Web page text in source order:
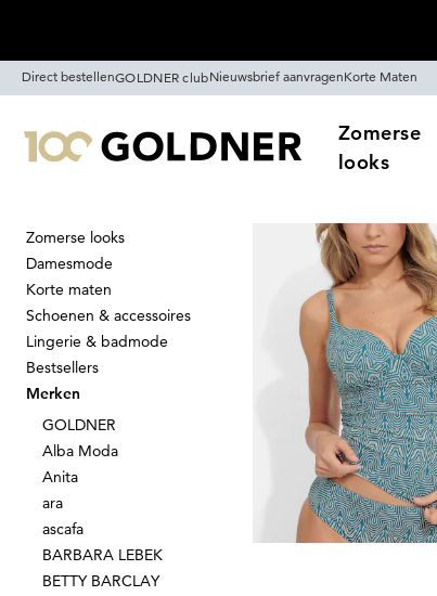
Direct bestellenGOLDNER clubNieuwsbrief aanvragenKorte Maten
Zomerse
looks
Zomerse looks
Damesmode
Korte maten
Schoenen & accessoires
Lingerie & badmode
Bestsellers
Merken
GOLDNER
Alba Moda
Anita
ara
ascafa
BARBARA LEBEK
BETTY BARCLAY
Merken
Sorteren Op Sale